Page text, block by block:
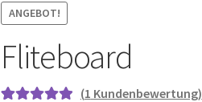
ANGEBOT!
Fliteboard
(1 Kundenbewertung)